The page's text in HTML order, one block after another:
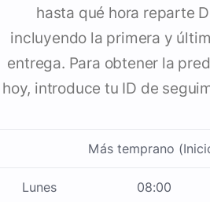
hasta qué hora reparte
incluyendo la primera y
entrega. Para obtener la
hoy, introduce tu ID de
Más temprano
Lunes 08:00